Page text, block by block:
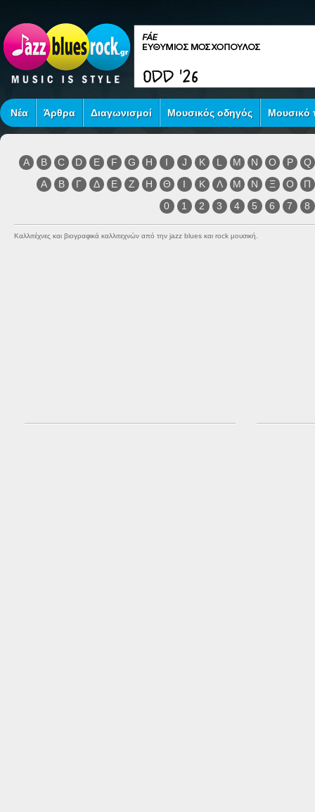
Νέα Άρθρα Διαγωνισμοί Μουσικός οδηγός Μουσικό
A B C D E F G H I J K L M N O P
Q
Α
Β Γ Δ Ε Ζ Η Θ Ι Κ Λ Μ Ν Ξ Ο
Π
0
1 2 3 4 5 6 7 8
Καλλιτέχνες και βιογραφικά καλλιτεχνών από την jazz blues και rock μουσική.